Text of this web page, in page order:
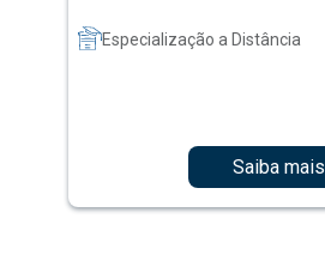
Especialização a Distância
Saiba mais